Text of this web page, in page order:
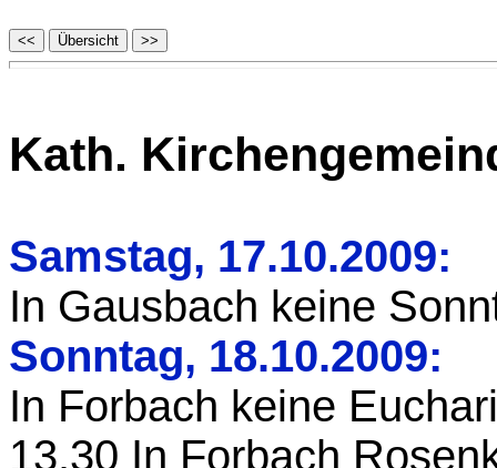
Kath.
Samstag, 17.10.2009:
In Gausbach keine
Sonntag, 18.10.2009:
In Forbach keine
13.30 In Forbach